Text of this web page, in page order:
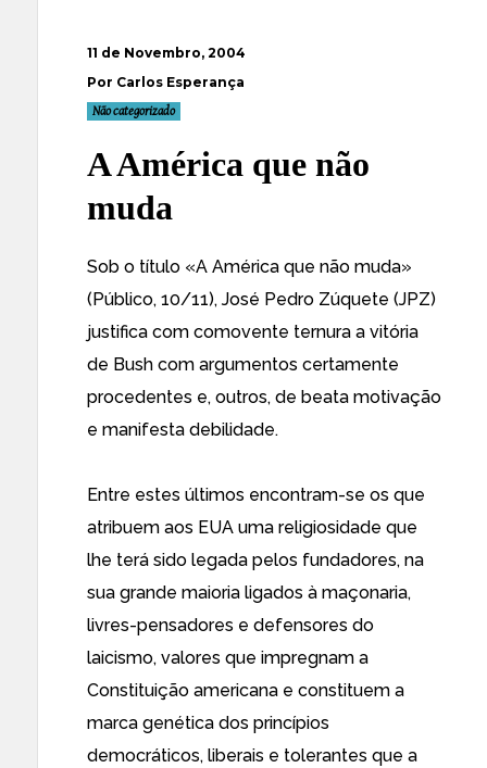
11 de Novembro, 2004
Por Carlos Esperança
Não categorizado
A América que não
muda
Sob o título «A América que não muda»
(Público, 10/11), José Pedro Zúquete (JPZ)
justifica com comovente ternura a vitória
de Bush com argumentos certamente
procedentes e, outros, de beata motivação
e manifesta debilidade.
Entre estes últimos encontram-se os que
atribuem aos EUA uma religiosidade que
lhe terá sido legada pelos fundadores, na
sua grande maioria ligados à maçonaria,
livres-pensadores e defensores do
laicismo, valores que impregnam a
Constituição americana e constituem a
marca genética dos princípios
democráticos, liberais e tolerantes que a